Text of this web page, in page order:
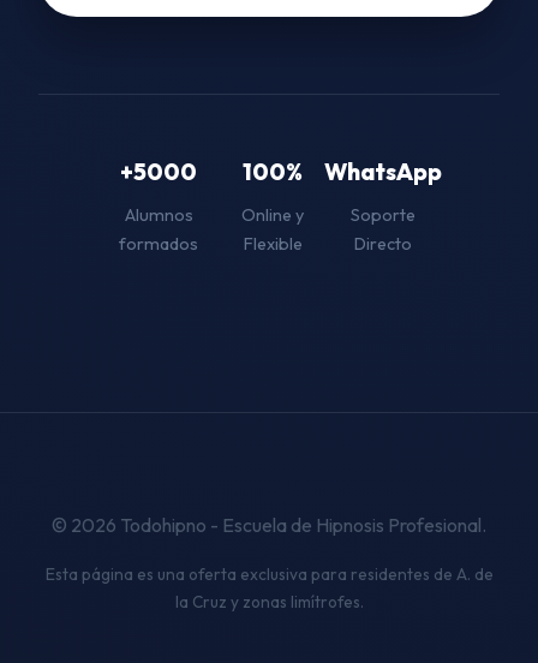
+5000
Alumnos
formados
100%
Online y
Flexible
WhatsApp
Soporte
Directo
© 2026 Todohipno - Escuela de Hipnosis Profesional.
Esta página es una oferta exclusiva para residentes de A. de
la Cruz y zonas limítrofes.